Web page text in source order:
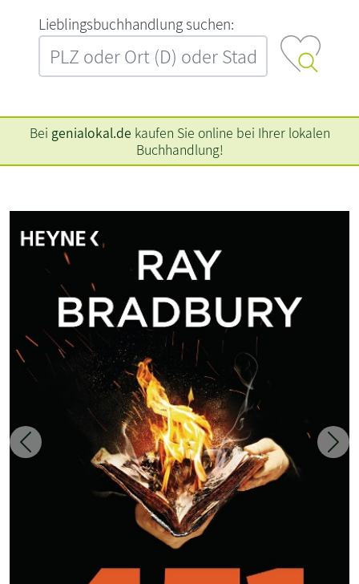
L‍i‍e‍b‍l‍i‍n‍g‍s‍b‍u‍c‍h‍h‍a‍n‍d‍l‍u‍n‍g‍ ‍s‍u‍c‍h‍e‍n‍:‍
Bei genialokal.de kaufen Sie online bei Ihrer lokalen
Buchhandlung!
Zurück